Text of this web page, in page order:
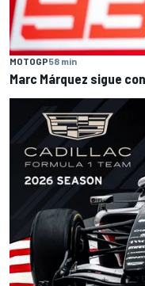
MOTOGP58 min
Marc Márquez sigue